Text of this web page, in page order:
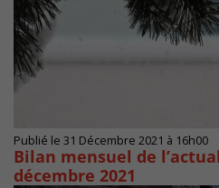
Publié le 31 Décembre 2021 à 16h00
Bilan mensuel de
décembre 2021